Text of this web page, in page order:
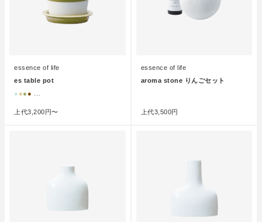
essence of life
es table pot
● ●● ●
上代3,200円〜
essence of life
aroma stone りんごセット
上代3,500円